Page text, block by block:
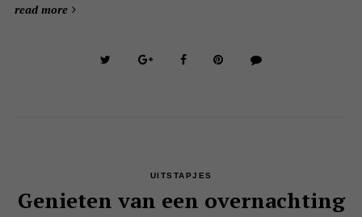
read more
UITSTAPJES
Genieten van een overnachting